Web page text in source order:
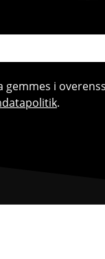
gemmes i
.